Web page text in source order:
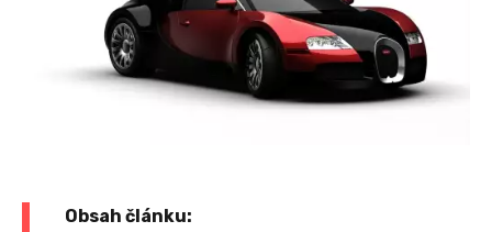
Obsah článku: